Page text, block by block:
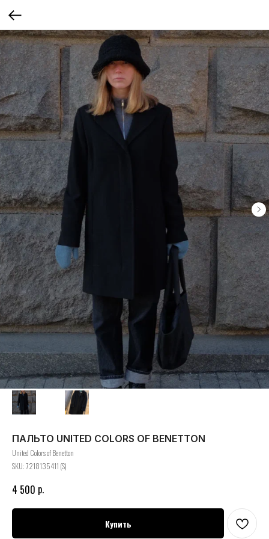
ПАЛЬТО UNITED COLORS OF BENETTON
United Colors of Benetton
SKU:7218135411 (S)
4 500 р.
Купить